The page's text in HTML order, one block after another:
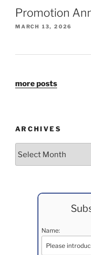
Promotion
MARCH 13, 2026
more posts
ARCHIVES
Name: